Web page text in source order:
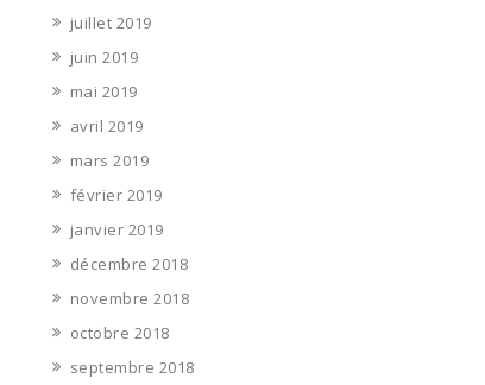
juillet 2019
juin 2019
mai 2019
avril 2019
mars 2019
février 2019
janvier 2019
décembre 2018
novembre 2018
octobre 2018
septembre 2018